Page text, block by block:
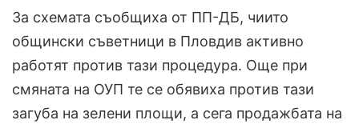
За схемата съобщиха от ПП-ДБ, чиито
общински съветници в Пловдив активно
работят против тази процедура. Още при
смяната на ОУП те се обявиха против тази
загуба на зелени площи, а сега продажбата на